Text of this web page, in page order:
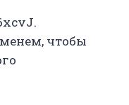
чтобы